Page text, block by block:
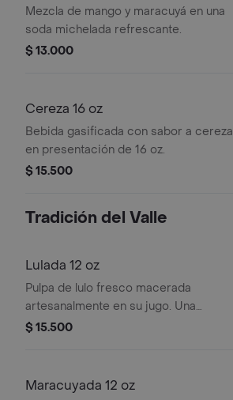
Mezcla de mango y maracuyá en una
soda michelada refrescante.
$ 13.000
Cereza 16 oz
Bebida gasificada con sabor a cereza
en presentación de 16 oz.
$ 15.500
Tradición del Valle
Lulada 12 oz
Pulpa de lulo fresco macerada
artesanalmente en su jugo. Una
explosión de cítricos servida con
$ 15.500
Maracuyada 12 oz